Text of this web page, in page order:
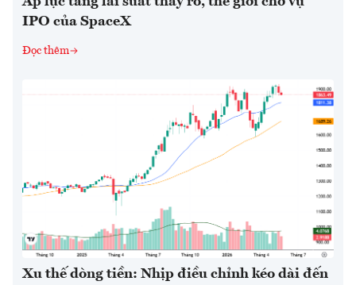
IPO của SpaceX
Đọc thêm
Xu thế dòng tiền: Nhịp điều chỉnh kéo dài đến